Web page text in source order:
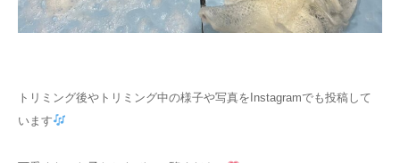
トリミング後やトリミング中の様子や写真をInstagramでも投稿して
います